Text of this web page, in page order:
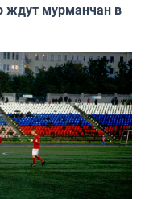
ждут мурманчан в